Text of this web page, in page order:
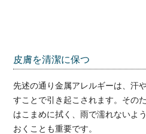
皮膚を清潔に保つ
先述の通り金属アレルギーは、汗
すことで引き起こされます。その
はこまめに拭く、雨で濡れないよ
おくことも重要です。